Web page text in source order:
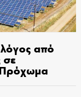
από
σε